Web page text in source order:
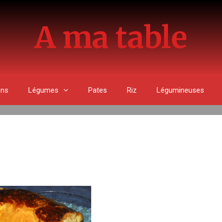
A ma table
Légumes Pates Riz Légumineuses